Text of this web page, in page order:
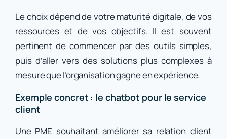
Le choix dépend de votre maturité digitale, de vos
ressources et de vos objectifs. Il est souvent
pertinent de commencer par des outils simples,
puis d’aller vers des solutions plus complexes à
mesure que l’organisation gagne en expérience.
Exemple concret : le chatbot pour le service
client
Une PME souhaitant améliorer sa relation client